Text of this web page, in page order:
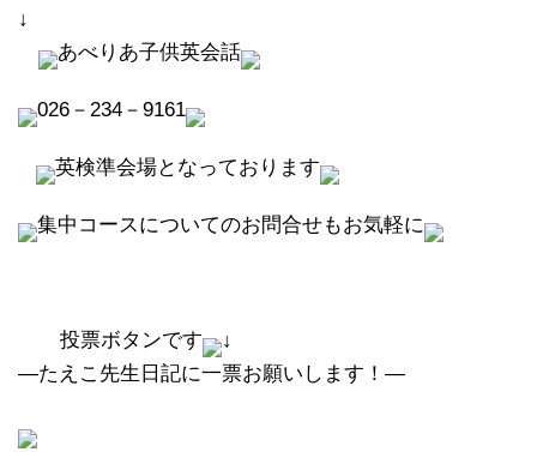
↓
あべりあ子供英会話
026－234－9161
英検準会場となっております
集中コースについてのお問合せもお気軽に
投票ボタンです
↓
―たえこ先生日記に一票お願いします！―